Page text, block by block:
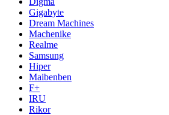
Gigabyte
Dream Machines
Machenike
Realme
Samsung
Hiper
Maibenben
F+
IRU
Rikor